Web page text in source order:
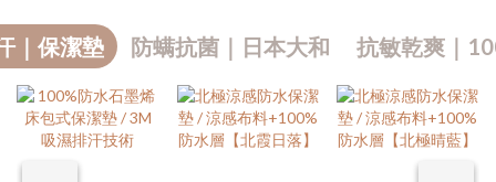
｜保潔墊 防螨抗菌｜日本大和 抗敏乾爽｜